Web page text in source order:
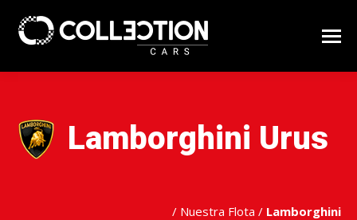
Lamborghini Urus
/ Nuestra Flota / Lamborghini